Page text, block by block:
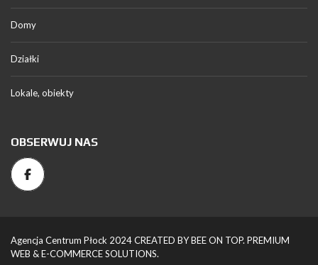
Domy
Działki
Lokale, obiekty
OBSERWUJ NAS
Agencja Centrum Płock 2024 CREATED BY BEE ON TOP. PREMIUM
WEB & E-COMMERCE SOLUTIONS.